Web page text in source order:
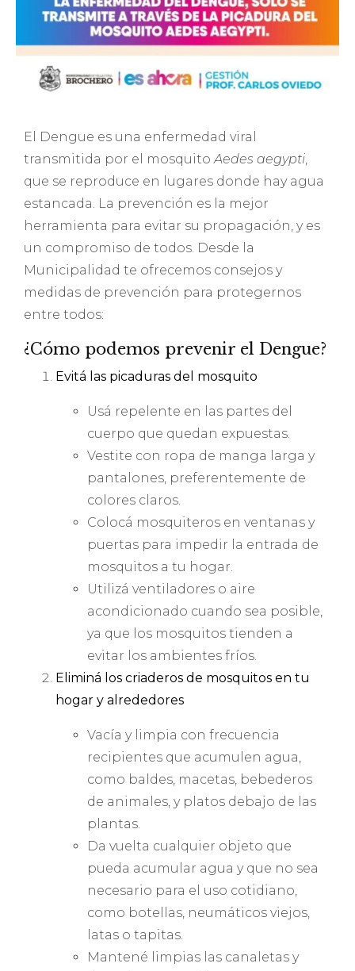
El Dengue es una enfermedad viral
transmitida por el mosquitoAedes aegypti,
que se reproduce en lugares donde hay agua
estancada. La prevención es la mejor
herramienta para evitar su propagación, y es
un compromiso de todos. Desde la
Municipalidad te ofrecemos consejos y
medidas de prevención para protegernos
entre todos:
¿Cómo podemos prevenir el Dengue?
Evitá las picaduras del mosquito
Usá repelente en las partes del
cuerpo que quedan expuestas.
Vestite con ropa de manga larga y
pantalones, preferentemente de
colores claros.
Colocá mosquiteros en ventanas y
puertas para impedir la entrada de
mosquitos a tu hogar.
Utilizá ventiladores o aire
acondicionado cuando sea posible,
ya que los mosquitos tienden a
evitar los ambientes fríos.
Eliminá los criaderos de mosquitos en tu
hogar y alrededores
Vacía y limpia con frecuencia
recipientes que acumulen agua,
como baldes, macetas, bebederos
de animales, y platos debajo de las
plantas.
Da vuelta cualquier objeto que
pueda acumular agua y que no sea
necesario para el uso cotidiano,
como botellas, neumáticos viejos,
latas o tapitas.
Mantené limpias las canaletas y